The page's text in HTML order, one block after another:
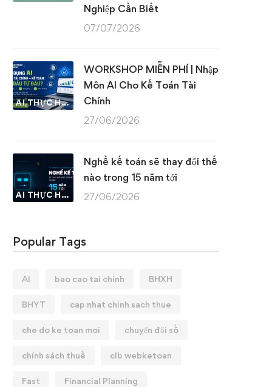
Nghiệp Cần Biết
07/07/2026
AI THỰC HÀNH
WORKSHOP MIỄN PHÍ | Nhập
Môn AI Cho Kế Toán Tài
Chính
27/06/2026
AI THỰC HÀNH
Nghề kế toán sẽ thay đổi thế
nào trong 15 năm tới
27/06/2026
Popular Tags
AI bao cao tai chinh BHXH
BHYT cap nhat chinh sach thue
che do ke toan moi chuyển đổi số
chính sách thuế clb webketoan
Fast Financial Planning